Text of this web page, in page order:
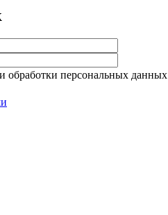
обработки персональных данных